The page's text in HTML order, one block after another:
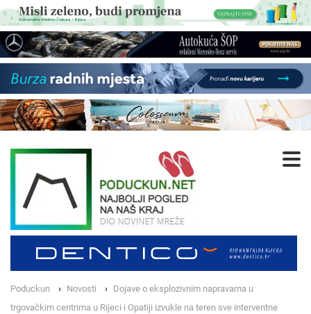
Poduckun Novosti
Dojave o eksplozivnim napravama u
trgovačkim centrima u Rijeci i Opatiji izvukle na teren sve interventne